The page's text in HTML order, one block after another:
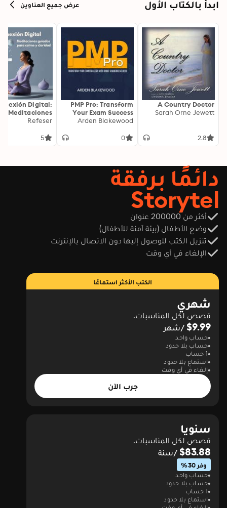
ابدأ بالكتاب الأول عرض جميع العناوين
A Country Doctor
Sarah Orne Jewett
2.8
PMP Pro: Transform
Your Exam Success
with Game-Changing
PMP exam results!
performance on test
day."
Arden Blakewood
0
Digital:
Meditaciones
para Calma y
Refeser
5
دائمًا برفقة
Storytel
أكثر من 200000 عنوان
وضع الأطفال (بيئة آمنة للأطفال)
تنزيل الكتب للوصول إليها دون الاتصال بالإنترنت
الإلغاء في أي وقت
الكتب الأكثر استماعًا
شهري
قصص لكل المناسبات.
$9.99 /شهر
حساب واحد
حساب بلا حدود
1 حساب
استماع بلا حدود
إلغاء في أي وقت
جرب الآن
سنويا
قصص لكل المناسبات.
$83.88 /سنة
وفر 30%
حساب واحد
حساب بلا حدود
1 حساب
استماع بلا حدود